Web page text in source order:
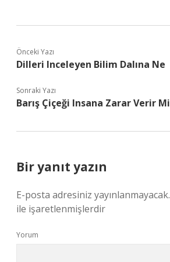
Önceki Yazı
Dilleri Inceleyen Bilim Dalına Ne
Sonraki Yazı
Barış Çiçeği Insana Zarar Verir Mi
Bir yanıt yazın
E-posta adresiniz yayınlanmayacak.
ile işaretlenmişlerdir
Yorum